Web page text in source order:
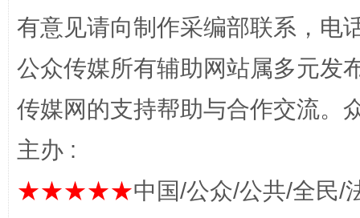
有意见请向制作采编部联系，电
公众传媒所有辅助网站属多元发
传媒网的支持帮助与合作交流。
主办 :
★★★★★中国/公众/公共/全民/